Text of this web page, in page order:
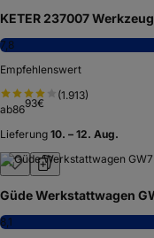
KETER 237007
7,8
Empfehlenswert
(1.913)
ab8693€
Lieferung 10. – 12. Aug.
Güde Werkstattwagen
8,1